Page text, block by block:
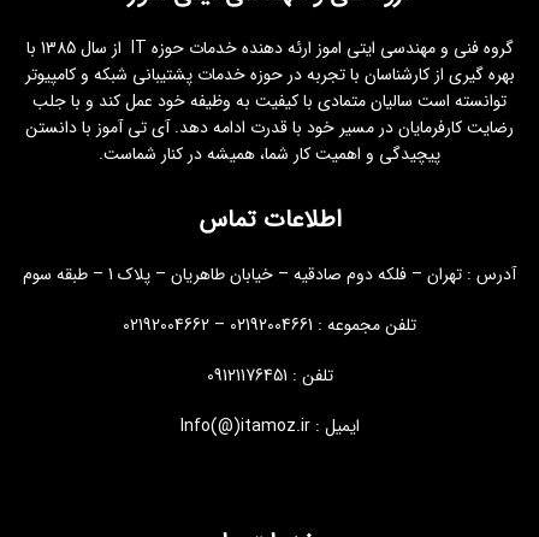
گروه فنی و مهندسی ایتی اموز ارئه دهنده خدمات حوزه IT از سال 1385 با
بهره گیری از کارشناسان با تجربه در حوزه خدمات پشتیبانی شبکه و کامپیوتر
توانسته است سالیان متمادی با کیفیت به وظیفه خود عمل کند و با جلب
رضایت کارفرمایان در مسیر خود با قدرت ادامه دهد. آی تی آموز با دانستن
پیچیدگی و اهمیت کار شما، همیشه در کنار شماست.
اطلاعات تماس
آدرس : تهران – فلکه دوم صادقیه – خیابان طاهریان – پلاک 1 – طبقه سوم
تلفن مجموعه : 02192004661 – 02192004662
تلفن : 09121176451
ایمیل : Info(@)itamoz.ir